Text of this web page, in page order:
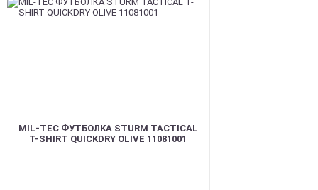
MIL-TEC ФУТБОЛКА STURM TACTICAL
T-SHIRT QUICKDRY OLIVE 11081001